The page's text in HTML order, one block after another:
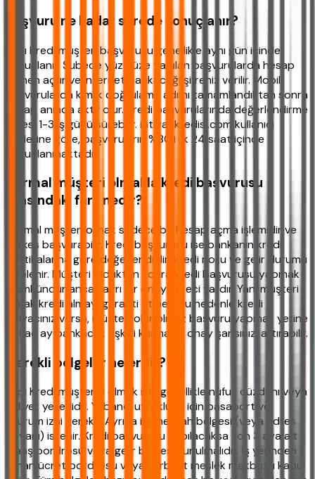
Başvuru ne kadar sürede sonuçlanır?
Yapı Kredi müşteri başvurusu genellikle aynı gün içinde
sonuçlanır. Şubede yüz yüze yapılan başvurularda hesap
hemen açılır ve internet bankacılığı şifreniz verilir. Mobil
başvurularda kimlik doğrulama adımı tamamlandıktan sonra
hesap anında aktif olur. Kredi başvurularında değerlendirme
süresi 1-3 iş günü sürebilir. ihtiyackredisi.com kullanıcı
verilerine göre, başvuruların %80'i ilk 24 saat içinde
sonuçlanmaktadır.
Normal müşteri olmakla kredi başvurusu
arasındaki fark nedir?
Normal müşteri olmak sadece bir hesap açma işlemidir ve
herkes başvurabilir. Kredi başvurusu ise bankanın kredi
politikalarına göre değerlendirilir, kredi notu ve gelir durumu
incelenir. Müşteri olduktan sonra kredi başvurusu yapmak
mümkündür ancak ayrı bir onay süreci vardır. Yani müşteri
olmak kredi almayı garanti etmez. Bu nedenle kredi
ihtiyacınız varsa, müşteri olur olmaz başvuru yapmak yerine
birkaç ay bankacılık ilişkisi kurmanız onay şansınızı artırabilir.
Gerekli belgeler nelerdir?
Yapı Kredi müşterisi olmak için genellikle nüfus cüzdanı veya
ehliyet yeterlidir. Yabancı uyruklular için pasaport ve
oturum izni gerekir. Ayrıca ikametgah belgesi (veya adres
beyanı) istenir. Kredi başvurusu yapılacaksa son 3 aya ait
maaş bordrosu veya gelir belgesi sunulmalıdır. İş yerinden
alınan ücret bordrosu veya serbest meslek makbuzu kabul